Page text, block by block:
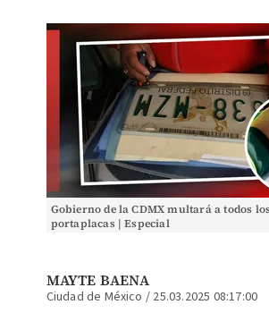
Gobierno de la CDMX multará a todos
portaplacas | Especial
MAYTE BAENA
Ciudad de México / 25.03.2025 08:17:00